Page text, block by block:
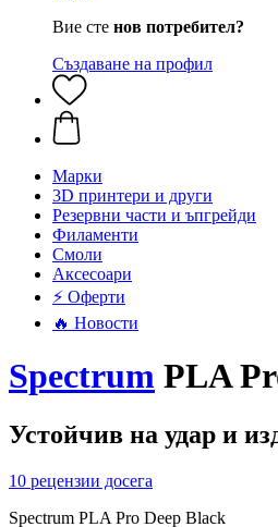
Вие сте нов потребител?
Създаване на профил
Mарки
3D принтери и други
Резервни части и ъпгрейди
Филаменти
Смоли
Аксесоари
⚡ Оферти
🔥 Новости
Spectrum PLA
Устойчив на удар и
10 рецензии досега
Spectrum PLA Pro Deep Black